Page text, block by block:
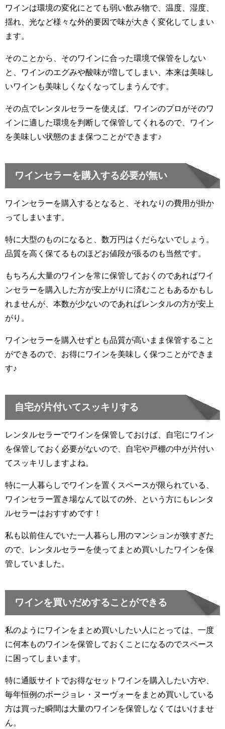
ワインは環境の変化にとても弱い飲み物で、温度、湿度、
揺れ、光など様々な外的要因で味が大きく変化してしまい
ます。
そのことから、そのワインに合った環境で保管をしない
と、ワインのエグみや酸味が増してしまい、本来は美味し
いワインも美味しくなくなってしまうんです。
その点でレンタルセラーを使えば、ワインのプロがそのワ
インに適した環境を判断して保管してくれるので、ワイン
を美味しい状態のまま保つことができます♪
ワインセラーを購入する必要が無い
ワインセラーを購入するとなると、それなりの費用が掛か
ってしまいます。
特に大型のものになると、数万円はくだらないでしょう。
品質を高く保てるものほどお値段が張るのも当然です。
もちろん大量のワインを常に保管しておくのであればワイ
ンセラーを購入した方が安上がりに済むこともあるかもし
れませんが、本数が少ないのであればレンタルの方が安上
がり。
ワインセラーを購入せずとも品質が高いまま保管すること
ができるので、お得にワインを美味しく保つことができま
す♪
自宅が片付いてスッキリする
レンタルセラーでワインを保管しておけば、自宅にワイン
を保管しておく必要がないので、自宅や戸棚の中が片付い
てスッキリしますよね。
特に一人暮らしでワインを置くスペースが限られている、
ワインセラー置き場なんて以ての外、という方にもレンタ
ルセラーはおすすめです！
私も以前住んでいた一人暮らし用のマンションが狭すぎた
ので、レンタルセラーを使ってまとめ買いしたワインを保
管していました。
ワインを買いだめすることができる
私のようにワインをまとめ買いしたい人にとっては、一度
に何本ものワインを保管しておくことになるのでスペース
に困ってしまいます。
特に通販サイトでお得なセットワインを購入したい方や、
毎年恒例のボージョレ・ヌーヴォーをまとめ買いしている
方は買った瞬間は大量のワインを保管しなくてはいけませ
ん。